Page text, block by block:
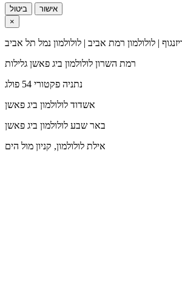
ביטול
אישור
×
| לולולמון רמת אביב | לולולמון נמל תל אביב
רמת השרון לולולמון ביג פאשן גלילות
נתניה פקטורי 54 פולג
אשדוד לולולמון ביג פאשן
באר שבע לולולמון ביג פאשן
אילת לולולמון, קניון מול הים